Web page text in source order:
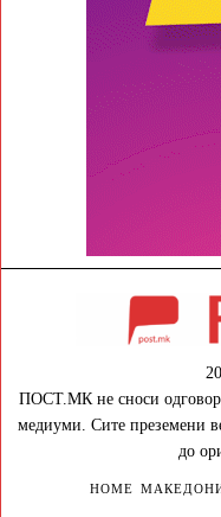
ПОСТ.МК не сноси
медиуми. Сите преземени
до
HOME